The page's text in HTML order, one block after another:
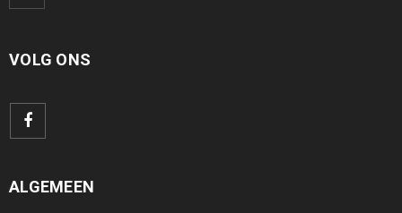
VOLG ONS
ALGEMEEN